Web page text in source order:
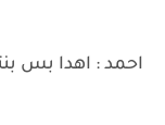
احمد : اهدا بس